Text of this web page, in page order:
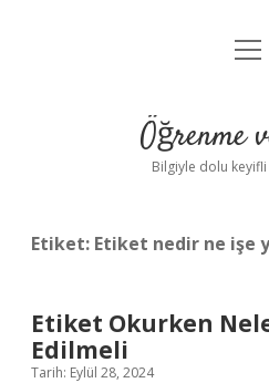
Yasal
Öğrenme
Bilgiyle dolu
Etiket: Etiket nedir ne işe
Etiket Okurken
Edilmeli
Tarih: Eylül 28, 2024